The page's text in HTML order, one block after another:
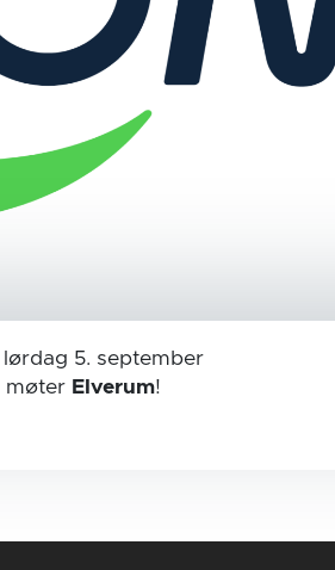
lørdag 5. september
møter Elverum!